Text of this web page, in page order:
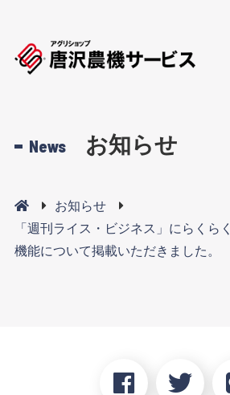
News お知らせ
お知らせ
「週刊ライス・ビジネス」にらくら
機能について掲載いただきました。